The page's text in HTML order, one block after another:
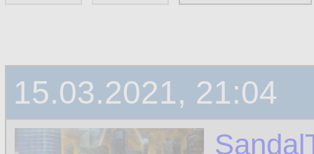
15.03.2021, 21:04